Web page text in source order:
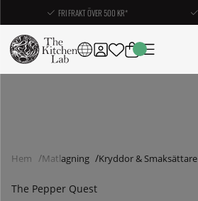
FRI FRAKT ÖVER 500 KR*
Hem Matlagning Kryddor & Smaksättare
The Pepper Quest